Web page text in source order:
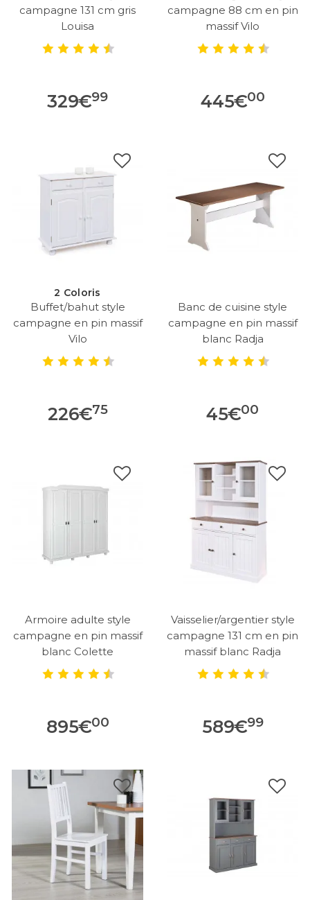
campagne 131 cm gris
Louisa
329€99
campagne 88 cm en pin
massif Vilo
445€00
2 Coloris
Buffet/bahut style
campagne en pin massif
Vilo
226€75
Banc de cuisine style
campagne en pin massif
blanc Radja
45€00
Armoire adulte style
campagne en pin massif
blanc Colette
895€00
Vaisselier/argentier style
campagne 131 cm en pin
massif blanc Radja
589€99